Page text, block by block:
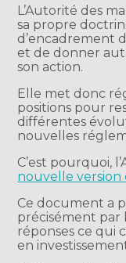
L’Autorité des
sa propre
d’encadrement
et de donner
son action.
Elle met donc
positions pour
différentes
nouvelles
C’est pourquoi,
nouvelle version
Ce document a
précisément par
réponses ce qui
en